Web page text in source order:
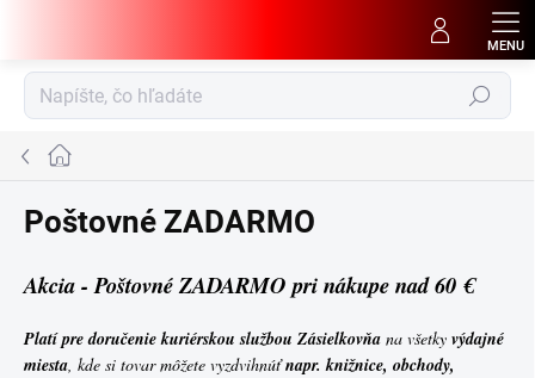
Hľadať
Domov
Poštovné ZADARMO
Akcia - Poštovné ZADARMOpri nákupe nad 60 €
Platí pre doručenie kuriérskou službou Zásielkovňa na všetky výdajné
miesta, kde si tovar môžete vyzdvihnúťnapr. knižnice, obchody,